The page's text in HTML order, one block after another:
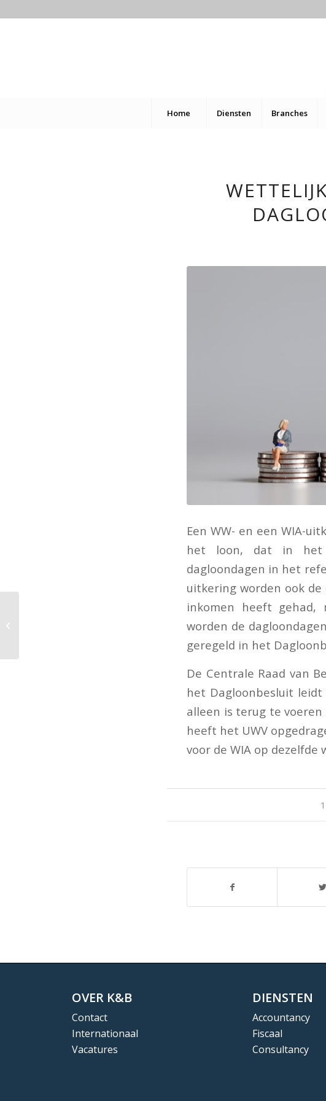
Home Diensten Branches
Een WW- en een WIA-
het loon, dat in het
dagloondagen in het
uitkering worden ook
inkomen heeft gehad,
worden de
geregeld in het
De Centrale Raad van
het Dagloonbesluit
alleen is terug te voeren
heeft het UWV
voor de WIA op dezelfde
OVER K&B
Contact
Internationaal
Vacatures
DIENSTEN
Accountancy
Fiscaal
Consultancy